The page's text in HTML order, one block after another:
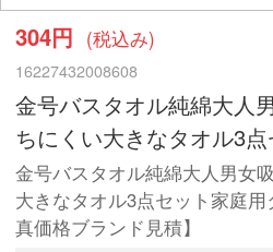
304円 (税込み)
16227432008608
金号バスタオル純綿大人
ちにくい大きなタオル3点
金号バスタオル純綿大人男女
大きなタオル3点セット家庭
真価格ブランド見積】